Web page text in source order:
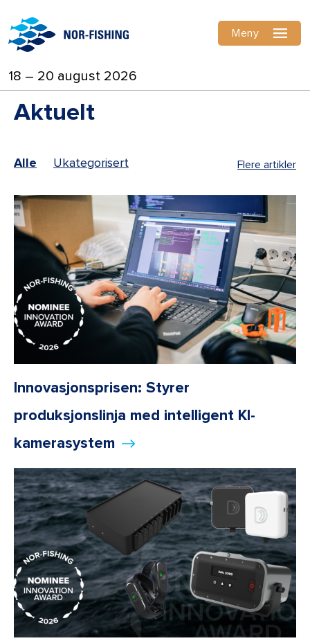
18 – 20 august 2026
Meny
Aktuelt
Flere artikler
Alle Ukategorisert
Innovasjonsprisen: Styrer
produksjonslinja med intelligent KI-
kamerasystem